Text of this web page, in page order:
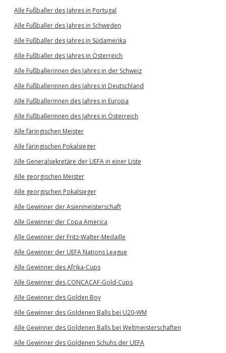
Alle Fußballer des Jahres in Portugal
Alle Fußballer des Jahres in Schweden
Alle Fußballer des Jahres in Südamerika
Alle Fußballer des Jahres in Österreich
Alle Fußballerinnen des Jahres in der Schweiz
Alle Fußballerinnen des Jahres in Deutschland
Alle Fußballerinnen des Jahres in Europa
Alle Fußballerinnen des Jahres in Österreich
Alle färingischen Meister
Alle färingischen Pokalsieger
Alle Generalsekretäre der UEFA in einer Liste
Alle georgischen Meister
Alle georgischen Pokalsieger
Alle Gewinner der Asienmeisterschaft
Alle Gewinner der Copa America
Alle Gewinner der Fritz-Walter-Medaille
Alle Gewinner der UEFA Nations League
Alle Gewinner des Afrika-Cups
Alle Gewinner des CONCACAF-Gold-Cups
Alle Gewinner des Golden Boy
Alle Gewinner des Goldenen Balls bei U20-WM
Alle Gewinner des Goldenen Balls bei Weltmeisterschaften
Alle Gewinner des Goldenen Schuhs der UEFA